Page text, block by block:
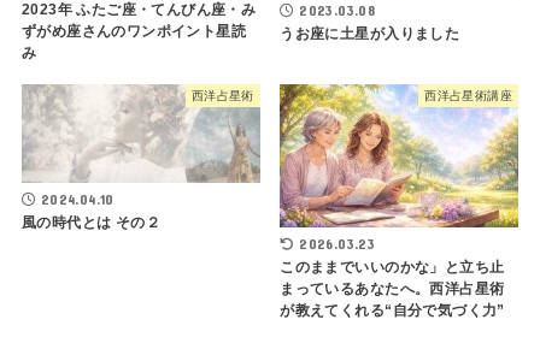
2023年 ふたご座・てんびん座・み
ずがめ座さんのワンポイント星読
み
2023.03.08
うお座に土星が入りました
西洋占星術
2024.04.10
風の時代とは その２
西洋占星術講座
2026.03.23
このままでいいのかな」と立ち止
まっているあなたへ。西洋占星術
が教えてくれる“自分で気づく力”